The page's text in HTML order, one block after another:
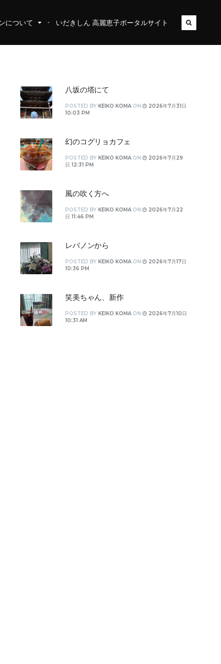
について いだきしん 高麗恵子ポータルサイト
八坂の塔にて
POSTED BY KEIKO KOMA ON
2026年7月31日
10:03 PM
幻のコグリョカフェ
POSTED BY KEIKO KOMA ON
2026年7月29
日 12:31 PM
風の吹く方へ
POSTED BY KEIKO KOMA ON
2026年7月22
日 11:46 PM
レバノンから
POSTED BY KEIKO KOMA ON
2026年7月17日
10:36 PM
笑美ちゃん、新作
POSTED BY KEIKO KOMA ON
2026年7月10日
10:31 AM